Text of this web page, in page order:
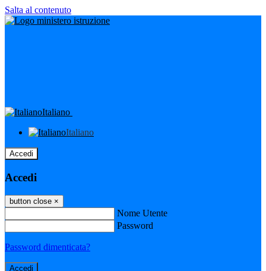
Salta al contenuto
Italiano
Italiano
Accedi
Accedi
button close ×
Nome Utente
Password
Password dimenticata?